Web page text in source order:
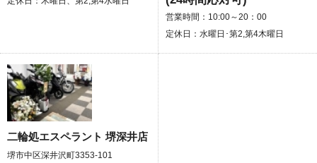
営業時間：10:00～20：00
定休日：水曜日･第2,第4木曜日
二輪処エスペラント 堺深井店
堺市中区深井沢町3353-101